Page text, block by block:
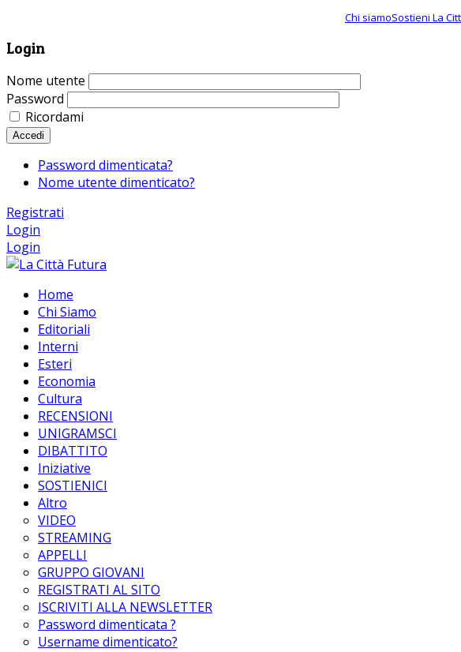
Chi siamoSostieni La
Login
Nome utente
Password
Ricordami
Accedi
Password dimenticata?
Nome utente dimenticato?
Registrati
Login
Login
Home
Chi Siamo
Editoriali
Interni
Esteri
Economia
Cultura
RECENSIONI
UNIGRAMSCI
DIBATTITO
Iniziative
SOSTIENICI
Altro
VIDEO
STREAMING
APPELLI
GRUPPO GIOVANI
REGISTRATI AL SITO
ISCRIVITI ALLA NEWSLETTER
Password dimenticata ?
Username dimenticato?